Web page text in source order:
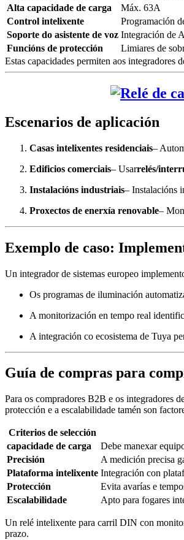
Alta capacidade de carga
Máx. 63A
Control intelixente
Programación
Soporte do asistente de voz Integración de
Funcións de protección
Limiares de
Estas capacidades permiten aos
Escenarios de aplicación
Casas intelixentes residenciais–
Edificios comerciais– Usarrelés/
Instalacións industriais– Instalacións
Proxectos de enerxía renovable–
Exemplo de caso:
Un integrador de sistemas europeo
Os programas de iluminación
A monitorización en tempo real
A integración co ecosistema de Tuya
Guía de compras para
Para os compradores B2B e os integradores
protección e a escalabilidade tamén son
Criterios de selección
capacidade de carga
Debe manexar
Precisión
A medición precisa
Plataforma intelixente Integración con
Protección
Evita avarías e
Escalabilidade
Apto para fogares
Un relé intelixente para carril DIN con
prazo.